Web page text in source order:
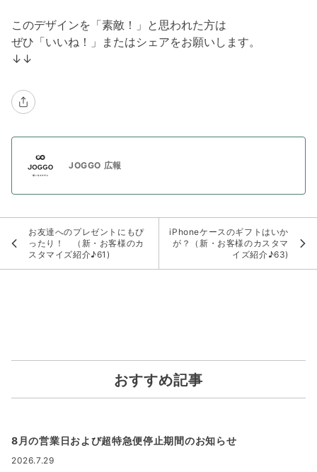
このデザインを「素敵！」と思われた方は
ぜひ「いいね！」またはシェアをお願いします。
↓↓
JOGGO 広報
お友達へのプレゼントにもぴ
ったり！ （新・お客様のカ
スタマイズ紹介♪61)
iPhoneケースのギフトはいか
が？（新・お客様のカスタマ
イズ紹介♪63)
おすすめ記事
8月の営業日および超特急便停止期間のお知らせ
2026.7.29